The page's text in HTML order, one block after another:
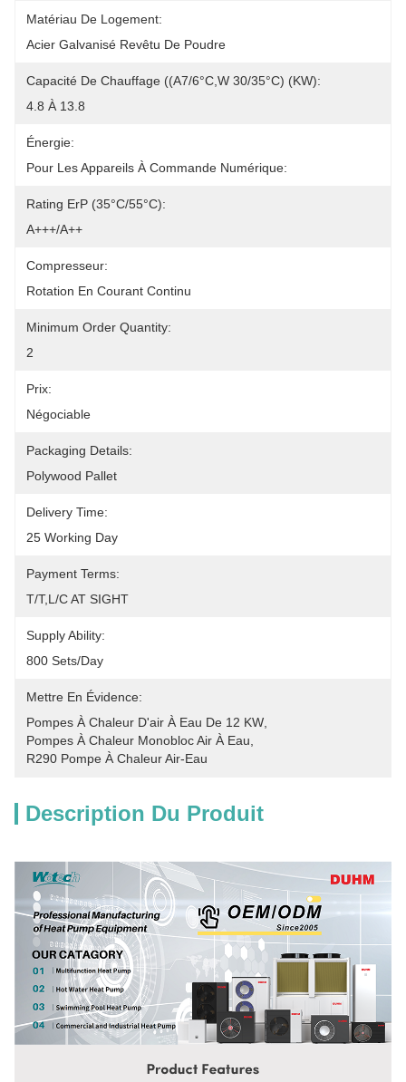
Matériau De Logement:
Acier Galvanisé Revêtu De Poudre
Capacité De Chauffage ((A7/6°C,W 30/35°C) (kW):
4.8 À 13.8
Énergie:
Pour Les Appareils À Commande Numérique:
Rating ErP (35°C/55°C):
A+++/A++
Compresseur:
Rotation En Courant Continu
Minimum Order Quantity:
2
Prix:
Négociable
Packaging Details:
Polywood Pallet
Delivery Time:
25 Working Day
Payment Terms:
T/T,L/C AT SIGHT
Supply Ability:
800 Sets/Day
Mettre En Évidence:
Pompes À Chaleur D'air À Eau De 12 KW
Pompes À Chaleur Monobloc Air À Eau
R290 Pompe À Chaleur Air-Eau
Description Du Produit